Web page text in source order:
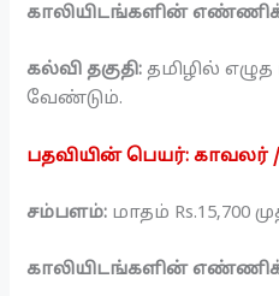
காலியிடங்களின்
கல்வி தகுதி: தமிழில் எழுத
வேண்டும்.
பதவியின் பெயர்: காவலர்
சம்பளம்: மாதம் Rs.15,700
காலியிடங்களின்